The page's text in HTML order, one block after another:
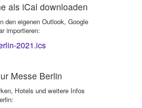
als iCal downloaden
den eigenen Outlook, Google
importieren:
2021.ics
Messe Berlin
Hotels und weitere Infos